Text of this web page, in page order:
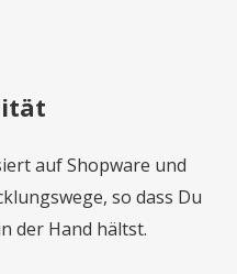
auf Shopware und
so dass Du
der Hand hältst.